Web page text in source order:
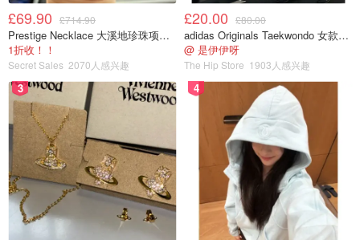
£69.90 £714.90
Prestige Necklace 大溪地珍珠项链 10-11mm
1折收！！
Secret Sales 2070人感兴趣
£20.00 £80.00
adidas Originals Taekwondo 女款黑色运动鞋
@ 是伊伊呀
The Hip Store 1903人感兴趣
3 4